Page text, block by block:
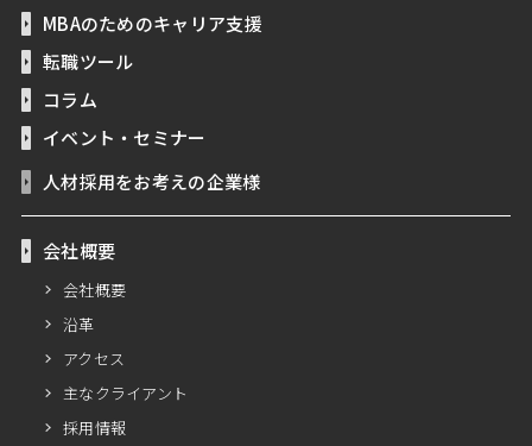
MBAのためのキャリア支援
転職ツール
コラム
イベント・セミナー
人材採用をお考えの企業様
会社概要
会社概要
沿革
アクセス
主なクライアント
採用情報